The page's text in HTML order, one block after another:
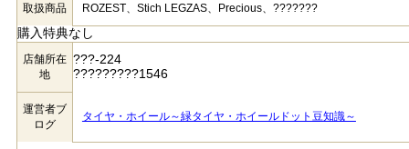
取扱商品
ROZEST、Stich LEGZAS、Precious、???????
購入特典なし
店舗所在
地
???-224
?????????1546
運営者ブ
ログ
タイヤ・ホイール～緑タイヤ・ホイールドット豆知識～